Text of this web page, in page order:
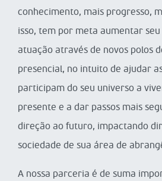
conhecimento, mais progresso,
isso, tem por meta aumentar
atuação através de novos polos
presencial, no intuito de ajudar
participam do seu universo a
presente e a dar passos mais
direção ao futuro, impactando
sociedade de sua área de
A nossa parceria é de suma